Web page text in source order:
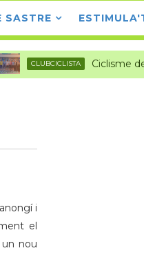
SASTRE
Ciclisme de primer
i
el
nou